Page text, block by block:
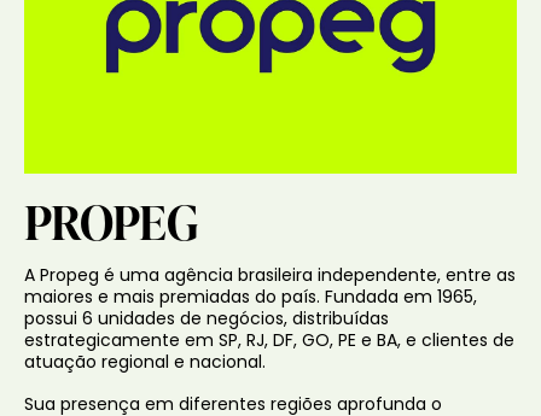
PROPEG
A Propeg é uma agência brasileira independente, entre as
maiores e mais premiadas do país. Fundada em 1965,
possui 6 unidades de negócios, distribuídas
estrategicamente em SP, RJ, DF, GO, PE e BA, e clientes de
atuação regional e nacional.
Sua presença em diferentes regiões aprofunda o